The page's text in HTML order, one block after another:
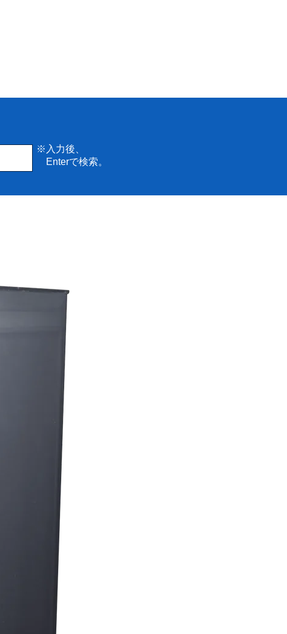
※入力後、
Enterで検索。